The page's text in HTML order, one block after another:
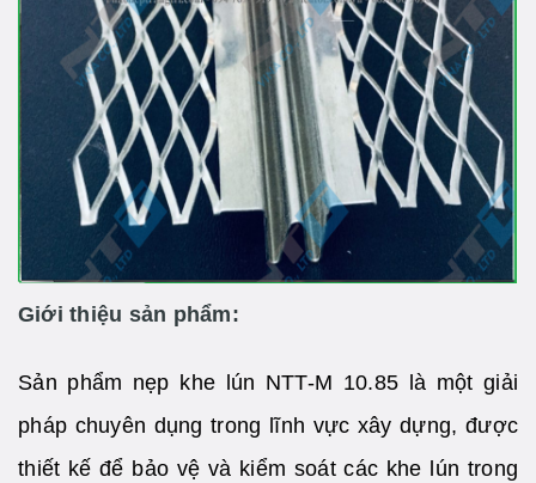
Giới thiệu sản phẩm:
Sản phẩm nẹp khe lún NTT-M 10.85 là một giải
pháp chuyên dụng trong lĩnh vực xây dựng, được
thiết kế để bảo vệ và kiểm soát các khe lún trong